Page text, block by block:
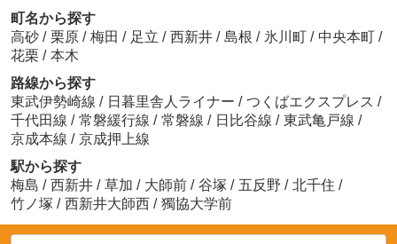
町名から探す
高砂 / 栗原 / 梅田 / 足立 / 西新井 / 島根 / 氷川町 / 中央本町 /
花栗 / 本木
路線から探す
東武伊勢崎線 / 日暮里舎人ライナー / つくばエクスプレス /
千代田線 / 常磐緩行線 / 常磐線 / 日比谷線 / 東武亀戸線 /
京成本線 / 京成押上線
駅から探す
梅島 / 西新井 / 草加 / 大師前 / 谷塚 / 五反野 / 北千住 /
竹ノ塚 / 西新井大師西 / 獨協大学前